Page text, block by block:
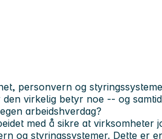
personvern og
virkelig betyr noe -- og
arbeidshverdag?
med å sikre at virksomheter
og styringssystemer. Dette er